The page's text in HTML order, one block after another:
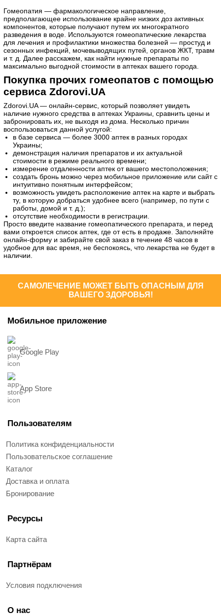
Гомеопатия — фармакологическое направление,
предполагающее использование крайне низких доз активных
компонентов, которые получают путем их многократного
разведения в воде. Используются гомеопатические лекарства
для лечения и профилактики множества болезней — простуд и
сезонных инфекций, мочевыводящих путей, органов ЖКТ, травм
и т. д. Далее расскажем, как найти нужные препараты по
максимально выгодной стоимости в аптеках вашего города.
Покупка прочих гомеопатов с помощью
сервиса Zdorovi.UA
Zdorovi.UA — онлайн-сервис, который позволяет увидеть
наличие нужного средства в аптеках Украины, сравнить цены и
забронировать их, не выходя из дома. Несколько причин
воспользоваться данной услугой:
в базе сервиса — более 3000 аптек в разных городах
Украины;
демонстрация наличия препаратов и их актуальной
стоимости в режиме реального времени;
измерение отдаленности аптек от вашего местоположения;
создать бронь можно через мобильное приложение или сайт с
интуитивно понятным интерфейсом;
возможность увидеть расположение аптек на карте и выбрать
ту, в которую добраться удобнее всего (например, по пути с
работы, домой и т. д.);
отсутствие необходимости в регистрации.
Просто введите название гомеопатического препарата, и перед
вами откроется список аптек, где от есть в продаже. Заполняйте
онлайн-форму и забирайте свой заказ в течение 48 часов в
удобное для вас время, не беспокоясь, что лекарства не будет в
наличии.
САМОЛЕЧЕНИЕ МОЖЕТ БЫТЬ ОПАСНЫМ ДЛЯ
ВАШЕГО ЗДОРОВЬЯ!
Мобильное приложение
Google Play
App Store
Пользователям
Политика конфиденциальности
Пользовательское соглашение
Каталог
Доставка и оплата
Бронирование
Ресурсы
Карта сайта
Партнёрам
Условия подключения
О нас